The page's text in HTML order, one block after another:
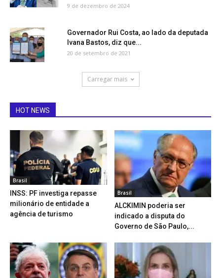
9 de dezembro de 2024
Governador Rui Costa, ao lado da deputada
Ivana Bastos, diz que...
20 de setembro de 2021
Carregar mais
HOT NEWS
Brasil
INSS: PF investiga repasse
milionário de entidade a
agência de turismo
Brasil
ALCKIMIN poderia ser
indicado a disputa do
Governo de São Paulo,...